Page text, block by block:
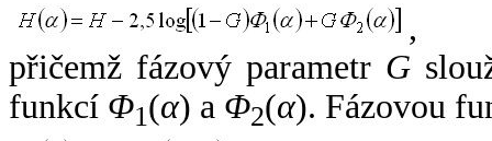
,
přičemž fázový parametr G
funkcí Φ1(α) a Φ2(α). Fázovou